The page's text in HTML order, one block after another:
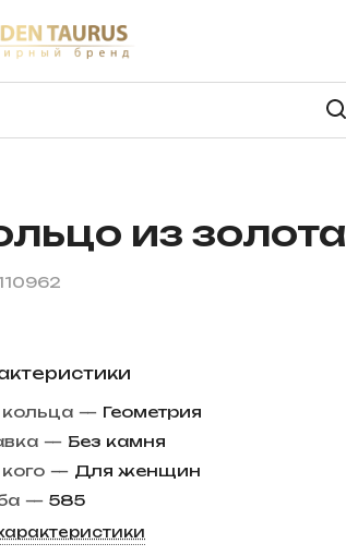
из золота
— Геометрия
— Без камня
— Для женщин
— 585